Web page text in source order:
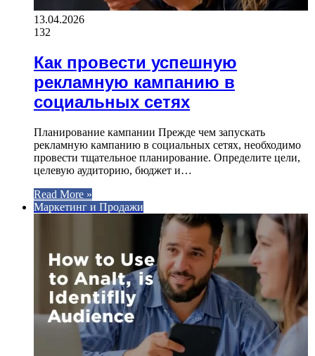
13.04.2026
132
Как провести успешную
рекламную кампанию в
социальных сетях
Планирование кампании Прежде чем запускать
рекламную кампанию в социальных сетях, необходимо
провести тщательное планирование. Определите цели,
целевую аудиторию, бюджет и…
Read More »
Маркетинг и Продажи